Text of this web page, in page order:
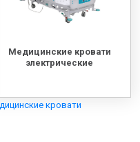
Медицинские кровати
электрические
кровати